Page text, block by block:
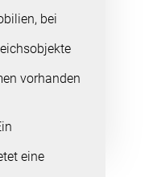
bei
vorhanden
eine